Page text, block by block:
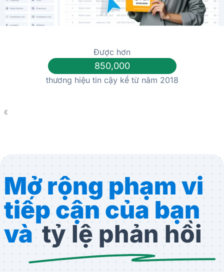
Được hơn
850,000
thương hiệu tin cậy kể từ năm 2018
Mở rộng phạm vi
tiếp cận của bạn
và tỷ lệ phản hồi